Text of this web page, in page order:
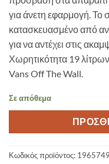
για άνετη εφαρμογή. Το
κατασκευασμένο από
για να αντέχει στις
Χωρητικότητα 19
Vans Off The Wall.
Σε απόθεμα
Κωδικός προϊόντος: